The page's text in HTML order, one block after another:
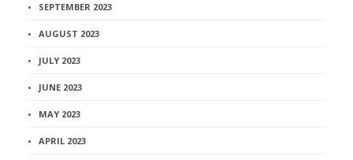
SEPTEMBER 2023
AUGUST 2023
JULY 2023
JUNE 2023
MAY 2023
APRIL 2023